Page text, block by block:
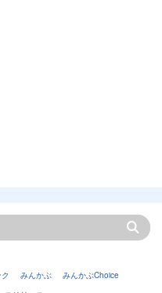
みんかぶ
みんかぶChoice